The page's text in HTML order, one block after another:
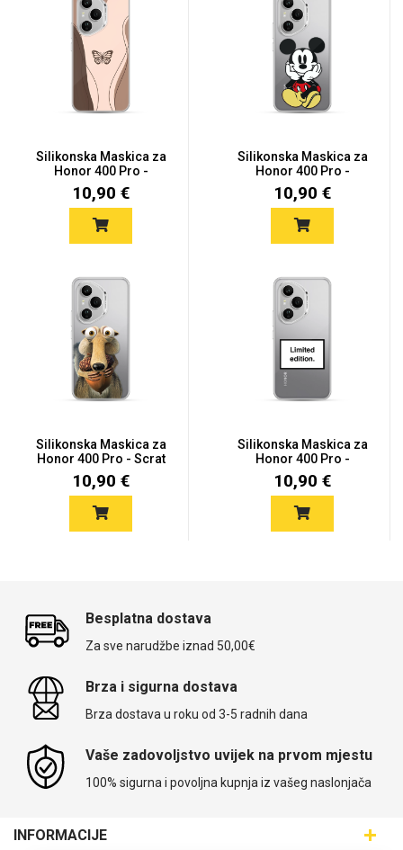
Silikonska Maskica za
Honor 400 Pro -
Butterfl...
10,90 €
Silikonska Maskica za
Honor 400 Pro -
Cartoon...
10,90 €
Silikonska Maskica za
Honor 400 Pro - Scrat
10,90 €
Silikonska Maskica za
Honor 400 Pro -
Limited...
10,90 €
Besplatna dostava
Za sve narudžbe iznad 50,00€
Brza i sigurna dostava
Brza dostava u roku od 3-5 radnih dana
Vaše zadovoljstvo uvijek na prvom mjestu
100% sigurna i povoljna kupnja iz vašeg naslonjača
INFORMACIJE